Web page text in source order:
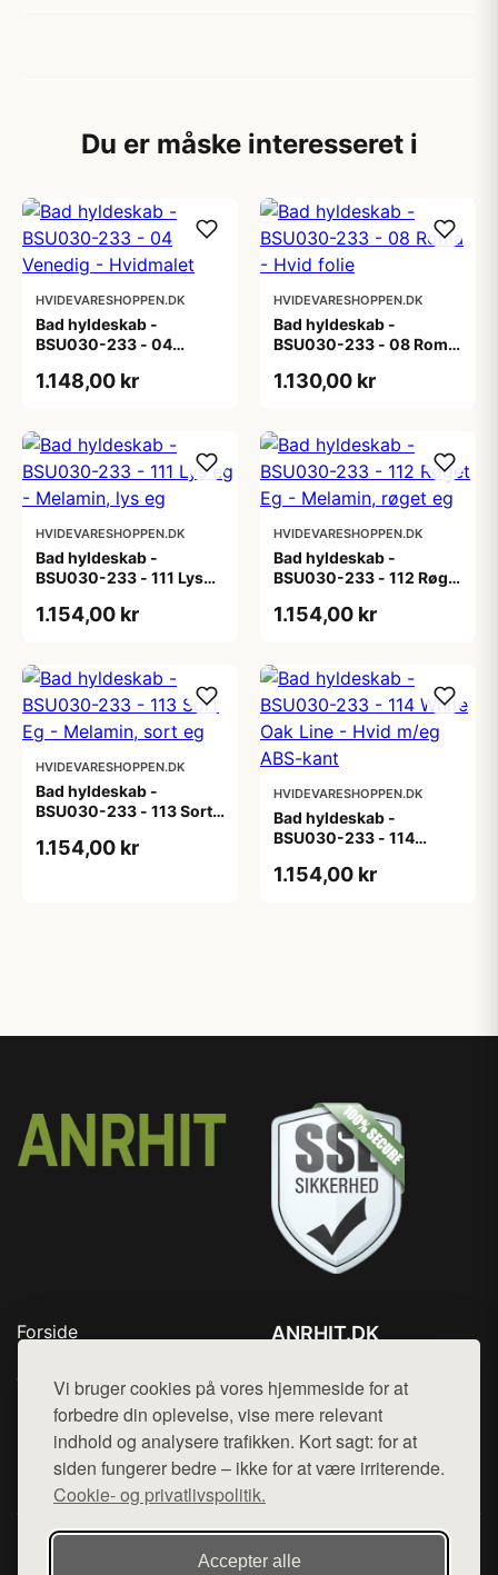
Vi bruger cookies på vores hjemmeside for at
forbedre din oplevelse, vise mere relevant
indhold og analysere trafikken. Kort sagt: for at
siden fungerer bedre – ikke for at være irriterende.
Cookie- og privatlivspolitik.
Accepter alle
Du er måske interesseret i
HVIDEVARESHOPPEN.DK
Bad hyldeskab -
BSU030-233 - 04
1.148,00 kr
HVIDEVARESHOPPEN.DK
Bad hyldeskab -
BSU030-233 - 08 Roma
1.130,00 kr
HVIDEVARESHOPPEN.DK
Bad hyldeskab -
BSU030-233 - 111 Lys
1.154,00 kr
HVIDEVARESHOPPEN.DK
Bad hyldeskab -
BSU030-233 - 112 Røget
1.154,00 kr
HVIDEVARESHOPPEN.DK
Bad hyldeskab -
BSU030-233 - 113 Sort
1.154,00 kr
HVIDEVARESHOPPEN.DK
Bad hyldeskab -
BSU030-233 - 114
m/eg ABS-kant
1.154,00 kr
Forside
Top Rabatter
Blog
Kontakt
ANRHIT.DK
Mail: hej@want.dk
Cookie- og privatlivspolitik
Denne side er en del af want.dk, der udgiver en række